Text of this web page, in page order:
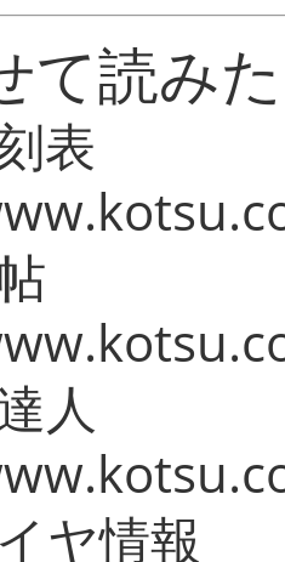
て読み
表
人
ヤ情報